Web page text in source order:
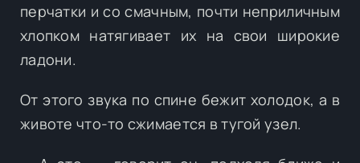
перчатки и со смачным, почти неприличным
хлопком натягивает их на свои широкие
ладони.
От этого звука по спине бежит холодок, а в
животе что-то сжимается в тугой узел.